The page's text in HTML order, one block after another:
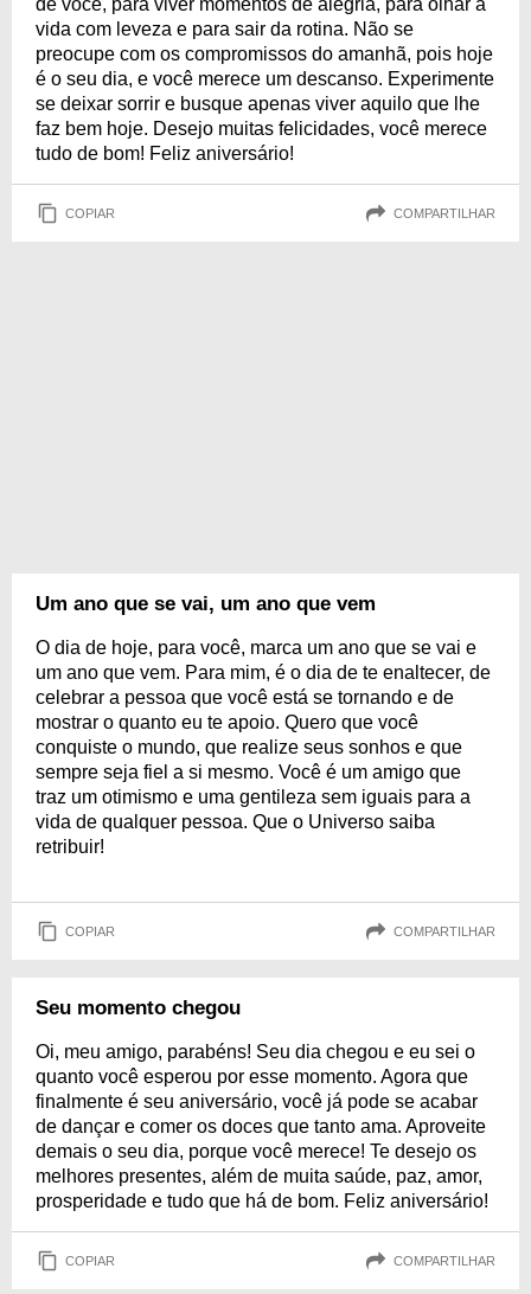
de você, para viver momentos de alegria, para olhar a
vida com leveza e para sair da rotina. Não se
preocupe com os compromissos do amanhã, pois hoje
é o seu dia, e você merece um descanso. Experimente
se deixar sorrir e busque apenas viver aquilo que lhe
faz bem hoje. Desejo muitas felicidades, você merece
tudo de bom! Feliz aniversário!
COPIAR COMPARTILHAR
Um ano que se vai, um ano que vem
O dia de hoje, para você, marca um ano que se vai e
um ano que vem. Para mim, é o dia de te enaltecer, de
celebrar a pessoa que você está se tornando e de
mostrar o quanto eu te apoio. Quero que você
conquiste o mundo, que realize seus sonhos e que
sempre seja fiel a si mesmo. Você é um amigo que
traz um otimismo e uma gentileza sem iguais para a
vida de qualquer pessoa. Que o Universo saiba
retribuir!
COPIAR COMPARTILHAR
Seu momento chegou
Oi, meu amigo, parabéns! Seu dia chegou e eu sei o
quanto você esperou por esse momento. Agora que
finalmente é seu aniversário, você já pode se acabar
de dançar e comer os doces que tanto ama. Aproveite
demais o seu dia, porque você merece! Te desejo os
melhores presentes, além de muita saúde, paz, amor,
prosperidade e tudo que há de bom. Feliz aniversário!
COPIAR COMPARTILHAR